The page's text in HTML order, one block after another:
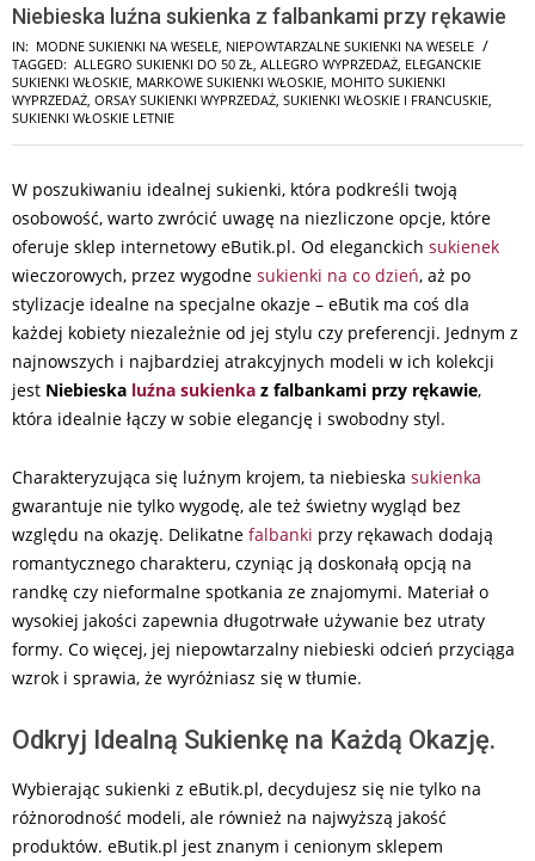
Niebieska luźna sukienka z falbankami przy rękawie
IN: MODNE SUKIENKI NA WESELE NIEPOWTARZALNE SUKIENKI NA WESELE
TAGGED: ALLEGRO SUKIENKI DO 50 ZŁ ALLEGRO WYPRZEDAŻ ELEGANCKIE
SUKIENKI WŁOSKIE MARKOWE SUKIENKI WŁOSKIE MOHITO SUKIENKI
WYPRZEDAŻ ORSAY SUKIENKI WYPRZEDAŻ SUKIENKI WŁOSKIE I FRANCUSKIE
SUKIENKI WŁOSKIE LETNIE
W poszukiwaniu idealnej sukienki, która podkreśli twoją
osobowość, warto zwrócić uwagę na niezliczone opcje, które
oferuje sklep internetowy eButik.pl. Od eleganckich sukienek
wieczorowych, przez wygodne sukienki na co dzień, aż po
stylizacje idealne na specjalne okazje – eButik ma coś dla
każdej kobiety niezależnie od jej stylu czy preferencji. Jednym z
najnowszych i najbardziej atrakcyjnych modeli w ich kolekcji
jest Niebieska luźna sukienka z falbankami przy rękawie,
która idealnie łączy w sobie elegancję i swobodny styl.
Charakteryzująca się luźnym krojem, ta niebieska sukienka
gwarantuje nie tylko wygodę, ale też świetny wygląd bez
względu na okazję. Delikatne falbanki przy rękawach dodają
romantycznego charakteru, czyniąc ją doskonałą opcją na
randkę czy nieformalne spotkania ze znajomymi. Materiał o
wysokiej jakości zapewnia długotrwałe używanie bez utraty
formy. Co więcej, jej niepowtarzalny niebieski odcień przyciąga
wzrok i sprawia, że wyróżniasz się w tłumie.
Odkryj Idealną Sukienkę na Każdą Okazję.
Wybierając sukienki z eButik.pl, decydujesz się nie tylko na
różnorodność modeli, ale również na najwyższą jakość
produktów. eButik.pl jest znanym i cenionym sklepem